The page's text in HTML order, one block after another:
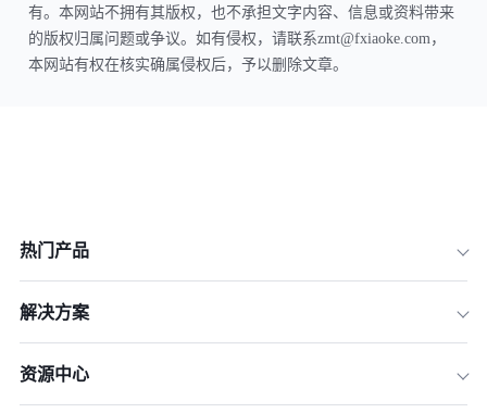
有。本网站不拥有其版权，也不承担文字内容、信息或资料带来
的版权归属问题或争议。如有侵权，请联系zmt@fxiaoke.com，
本网站有权在核实确属侵权后，予以删除文章。
热门产品
解决方案
资源中心